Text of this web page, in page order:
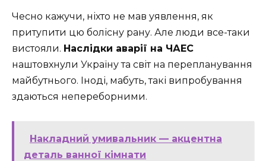
Чесно кажучи, ніхто не мав уявлення, як
притупити цю болісну рану. Але люди все-таки
вистояли. Наслідки аварії на ЧАЕС
наштовхнули Україну та світ на перепланування
майбутнього. Іноді, мабуть, такі випробування
здаються непереборними.
Накладний умивальник — акцентна
деталь ванної кімнати